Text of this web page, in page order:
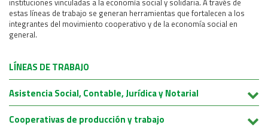
Área Habitat
Acerca del Área
Trabajos
Área Rural
Acerca del Área
Programas
instituciones vinculadas a la economía social y solidaria. A través de
estas líneas de trabajo se generan herramientas que fortalecen a los
integrantes del movimiento cooperativo y de la economía social en
general.
LÍNEAS DE TRABAJO
Asistencia Social, Contable, Jurídica y Notarial
Cooperativas de producción y trabajo